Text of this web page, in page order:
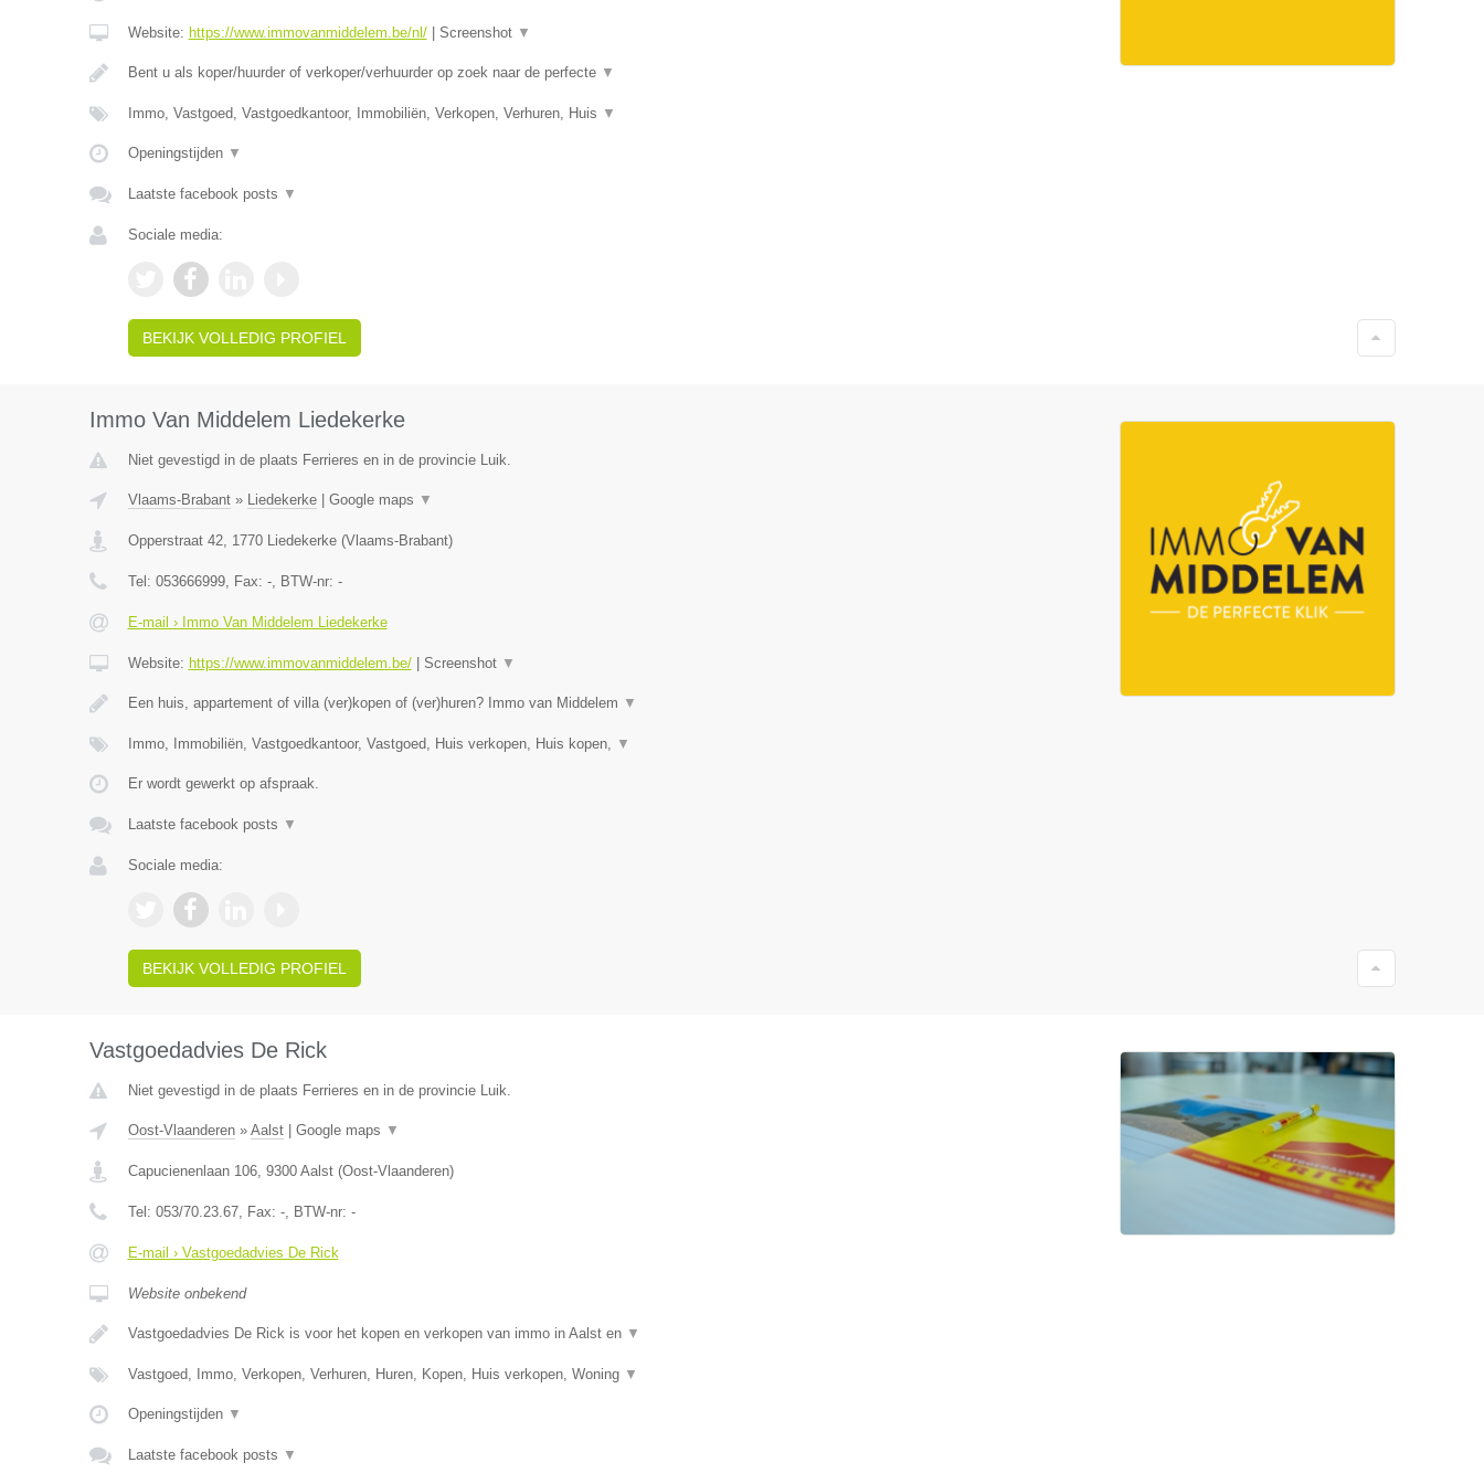
Website: https://www.immovanmiddelem.be/nl/| Screenshot ▼
Bent u als koper/huurder of verkoper/verhuurder op zoek naar de perfecte ▼
Immo, Vastgoed, Vastgoedkantoor, Immobiliën, Verkopen, Verhuren, Huis ▼
Openingstijden ▼
Laatste facebook posts ▼
Sociale media:
BEKIJK VOLLEDIG PROFIEL
Immo Van Middelem Liedekerke
Niet gevestigd in de plaats Ferrieres en in de provincie Luik.
Vlaams-Brabant» Liedekerke| Google maps ▼
Opperstraat 42, 1770 Liedekerke(Vlaams-Brabant)
Tel: 053666999, Fax: -, BTW-nr: -
E-mail › Immo Van Middelem Liedekerke
Website: https://www.immovanmiddelem.be/| Screenshot ▼
Een huis, appartement of villa (ver)kopen of (ver)huren? Immo van Middelem ▼
Immo, Immobiliën, Vastgoedkantoor, Vastgoed, Huis verkopen, Huis kopen, ▼
Er wordt gewerkt op afspraak.
Laatste facebook posts ▼
Sociale media:
BEKIJK VOLLEDIG PROFIEL
Vastgoedadvies De Rick
Niet gevestigd in de plaats Ferrieres en in de provincie Luik.
Oost-Vlaanderen» Aalst| Google maps ▼
Capucienenlaan 106, 9300 Aalst(Oost-Vlaanderen)
Tel: 053/70.23.67, Fax: -, BTW-nr: -
E-mail › Vastgoedadvies De Rick
Website onbekend
Vastgoedadvies De Rick is voor het kopen en verkopen van immo in Aalst en ▼
Vastgoed, Immo, Verkopen, Verhuren, Huren, Kopen, Huis verkopen, Woning ▼
Openingstijden ▼
Laatste facebook posts ▼